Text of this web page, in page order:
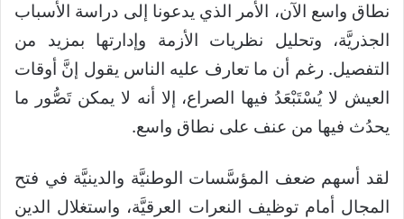
نطاق واسع الآن، الأمر الذي يدعونا إلى دراسة الأسباب
الجذريَّة، وتحليل نظريات الأزمة وإدارتها بمزيد من
التفصيل. رغم أن ما تعارف عليه الناس يقول إنَّ أوقات
العيش لا يُسْتَبْعَدُ فيها الصراع، إلا أنه لا يمكن تَصُّور ما
يحدُث فيها من عنف على نطاق واسع.
لقد أسهم ضعف المؤسَّسات الوطنيَّة والدينيَّة في فتح
المجال أمام توظيف النعرات العرقيَّة، واستغلال الدين